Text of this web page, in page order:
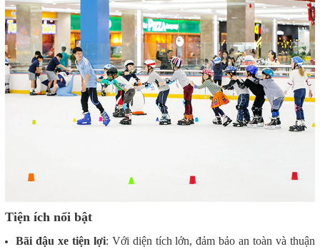
Tiện ích nổi bật
Bãi đậu xe tiện lợi: Với diện tích lớn, đảm bảo an toàn và thuận